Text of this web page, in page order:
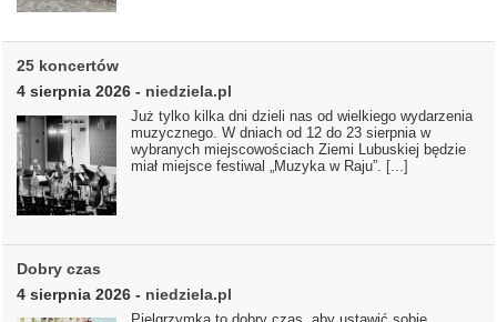
25 koncertów
4 sierpnia 2026 - niedziela.pl
Już tylko kilka dni dzieli nas od wielkiego wydarzenia
muzycznego. W dniach od 12 do 23 sierpnia w
wybranych miejscowościach Ziemi Lubuskiej będzie
miał miejsce festiwal „Muzyka w Raju”. [...]
Dobry czas
4 sierpnia 2026 - niedziela.pl